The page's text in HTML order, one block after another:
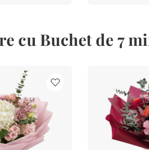
cu Buchet de 7